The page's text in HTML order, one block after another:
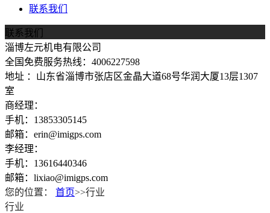
联系我们
联系我们
淄博左元机电有限公司
全国免费服务热线：4006227598
地址 ：山东省淄博市张店区金晶大道68号华润大厦13层1307
室
商经理：
手机：13853305145
邮箱：erin@imigps.com
李经理：
手机：13616440346
邮箱：lixiao@imigps.com
您的位置：
首页>>行业
行业